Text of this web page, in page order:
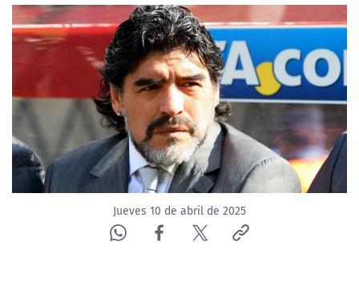
Jueves 10 de abril de 2025